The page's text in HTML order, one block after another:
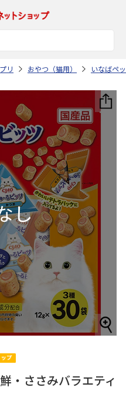
リ おやつ（猫用） いなばペ
・ささみバラエティ